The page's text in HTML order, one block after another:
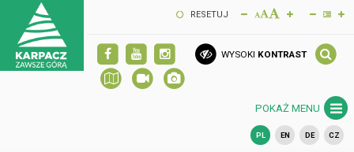
RESETUJ
WYSOKI KONTRAST
POKAŻ MENU
PL EN DE CZ